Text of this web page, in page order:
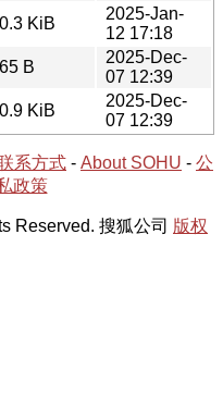
KiB
2025-Jan-
12 17:18
B
2025-Dec-
07 12:39
KiB
2025-Dec-
07 12:39
系方式 - About SOHU - 公
政策
Reserved. 搜狐公司 版权